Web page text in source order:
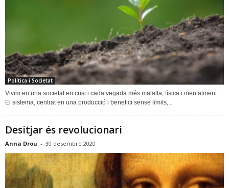
Política i Societat
Vivim en una societat en crisi i cada vegada més malalta, física i mentalment.
El sistema, centrat en una producció i benefici sense límits,...
Desitjar és revolucionari
Anna Drou - 30 desembre 2020